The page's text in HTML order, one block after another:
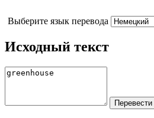
Выберите язык перевода
Исходный текст